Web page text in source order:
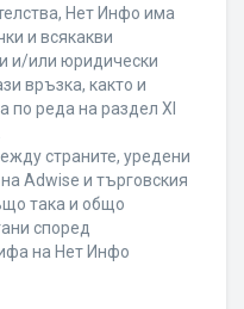
Нет Инфо има
и всякакви
и/или юридически
връзка, както и
по реда на раздел XI
страните, уредени
Adwise и търговския
така и общо
според
на Нет Инфо